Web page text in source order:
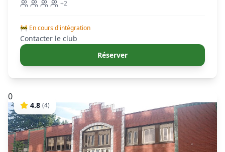
+2
🚧 En cours d'intégration
Contacter le club
Réserver
0
4.8 (4)